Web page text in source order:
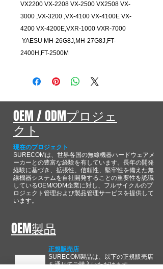
VX2200 VX-2208 VX-2500 VX2508 VX-
3000 ,VX-3200 ,VX-4100 VX-4100E VX-
4200 VX-4200E,VXR-1000 VXR-7000
YAESU MH-26G8J,MH-27G8J,FT-
2400H,FT-2500M
OEM / ODMプロジェ
クト
現在のプロジェクト
SURECOMは、世界各国の無線機器ハードウェアメ
ーカーとの豊富な経験を有しています。長年の開発
経験に基づき、拡張性、信頼性、堅牢性を備えた無
線機器システムを自社開発することの重要性を認識
しているOEM/ODM企業に対し、フルサイクルのプ
ロジェクト管理および製品管理サービスを提供して
います。
OEM製品
正規販売店
SURECOM製品は、以下の正規販売店
を通じてご購入いただけます。